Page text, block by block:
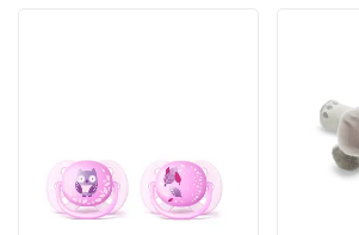
ronde vorm de zijkanten van de tong in
te komen en rond de tepel te vormen, net
De speen is voorzien van een ventiel,
ontsnappen wanneer de baby zich op de
ventilatiesysteem zorgt ervoor dat de lucht